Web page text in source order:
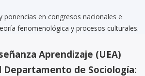
ponencias en congresos nacionales e
fenomenológica y procesos culturales.
Aprendizaje (UEA)
de Sociología: